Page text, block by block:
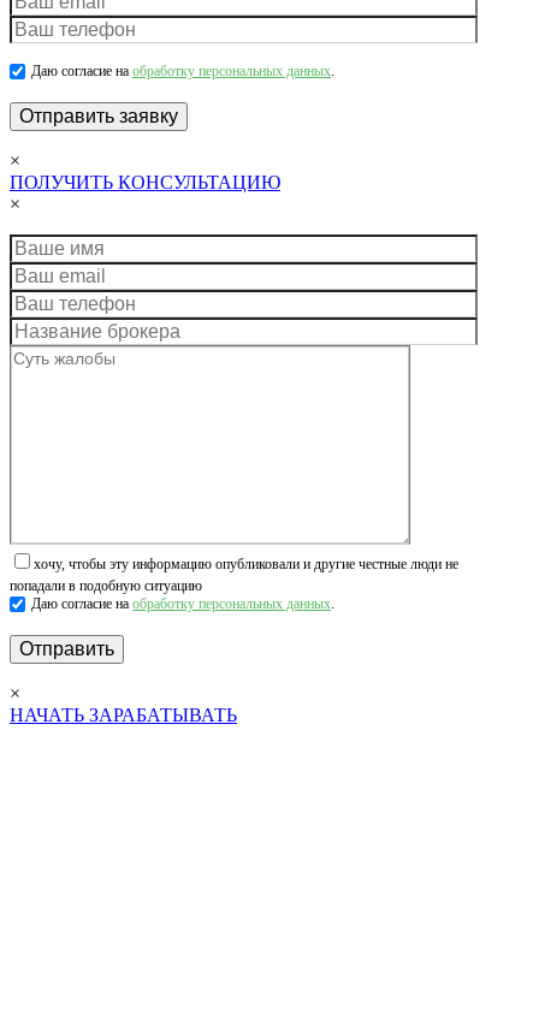
Даю согласие на обработку персональных данных.
×
ПОЛУЧИТЬ КОНСУЛЬТАЦИЮ
×
хочу, чтобы эту информацию опубликовали и другие честные люди не
попадали в подобную ситуацию
Даю согласие на обработку персональных данных.
×
НАЧАТЬ ЗАРАБАТЫВАТЬ